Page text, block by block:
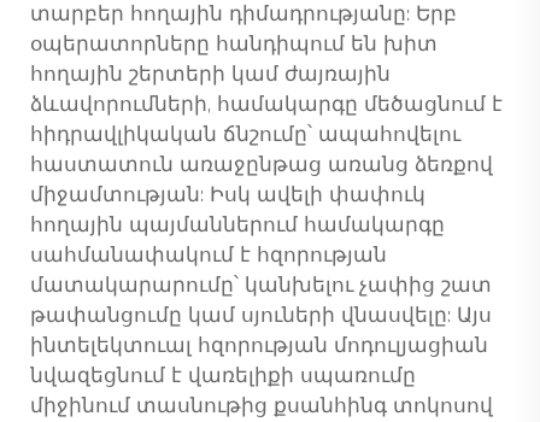
տարբեր հողային դիմադրությանը: Երբ
օպերատորները հանդիպում են խիտ
հողային շերտերի կամ ժայռային
ձևավորումների, համակարգը մեծացնում է
հիդրավլիկական ճնշումը՝ ապահովելու
հաստատուն առաջընթաց առանց ձեռքով
միջամտության: Իսկ ավելի փափուկ
հողային պայմաններում համակարգը
սահմանափակում է հզորության
մատակարարումը՝ կանխելու չափից շատ
թափանցումը կամ սյուների վնասվելը: Այս
ինտելեկտուալ հզորության մոդուլյացիան
նվազեցնում է վառելիքի սպառումը
միջինում տասնութից քսանհինգ տոկոսով